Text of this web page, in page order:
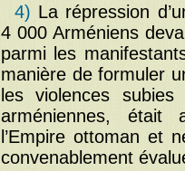
4) La répression
4 000 Arméniens
parmi les
manière de formuler
les violences
arméniennes, était
l’Empire ottoman et
convenablement